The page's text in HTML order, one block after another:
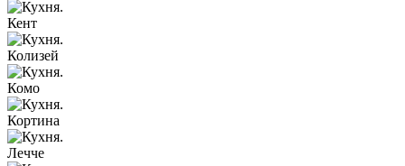
Кент
Колизей
Комо
Кортина
Лечче